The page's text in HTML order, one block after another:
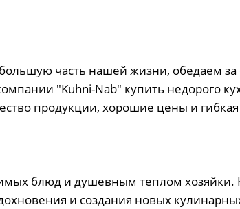
часть нашей жизни, обедаем
"Kuhni-Nab" купить недорого
продукции, хорошие цены и гибкая
блюд и душевным теплом хозяйки.
и создания новых